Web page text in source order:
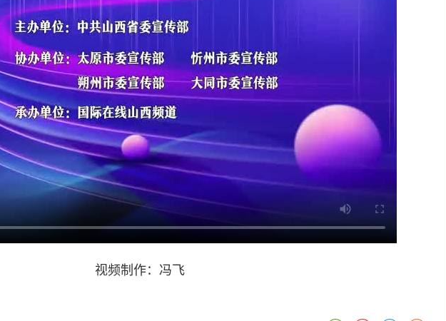
视频制作：冯飞